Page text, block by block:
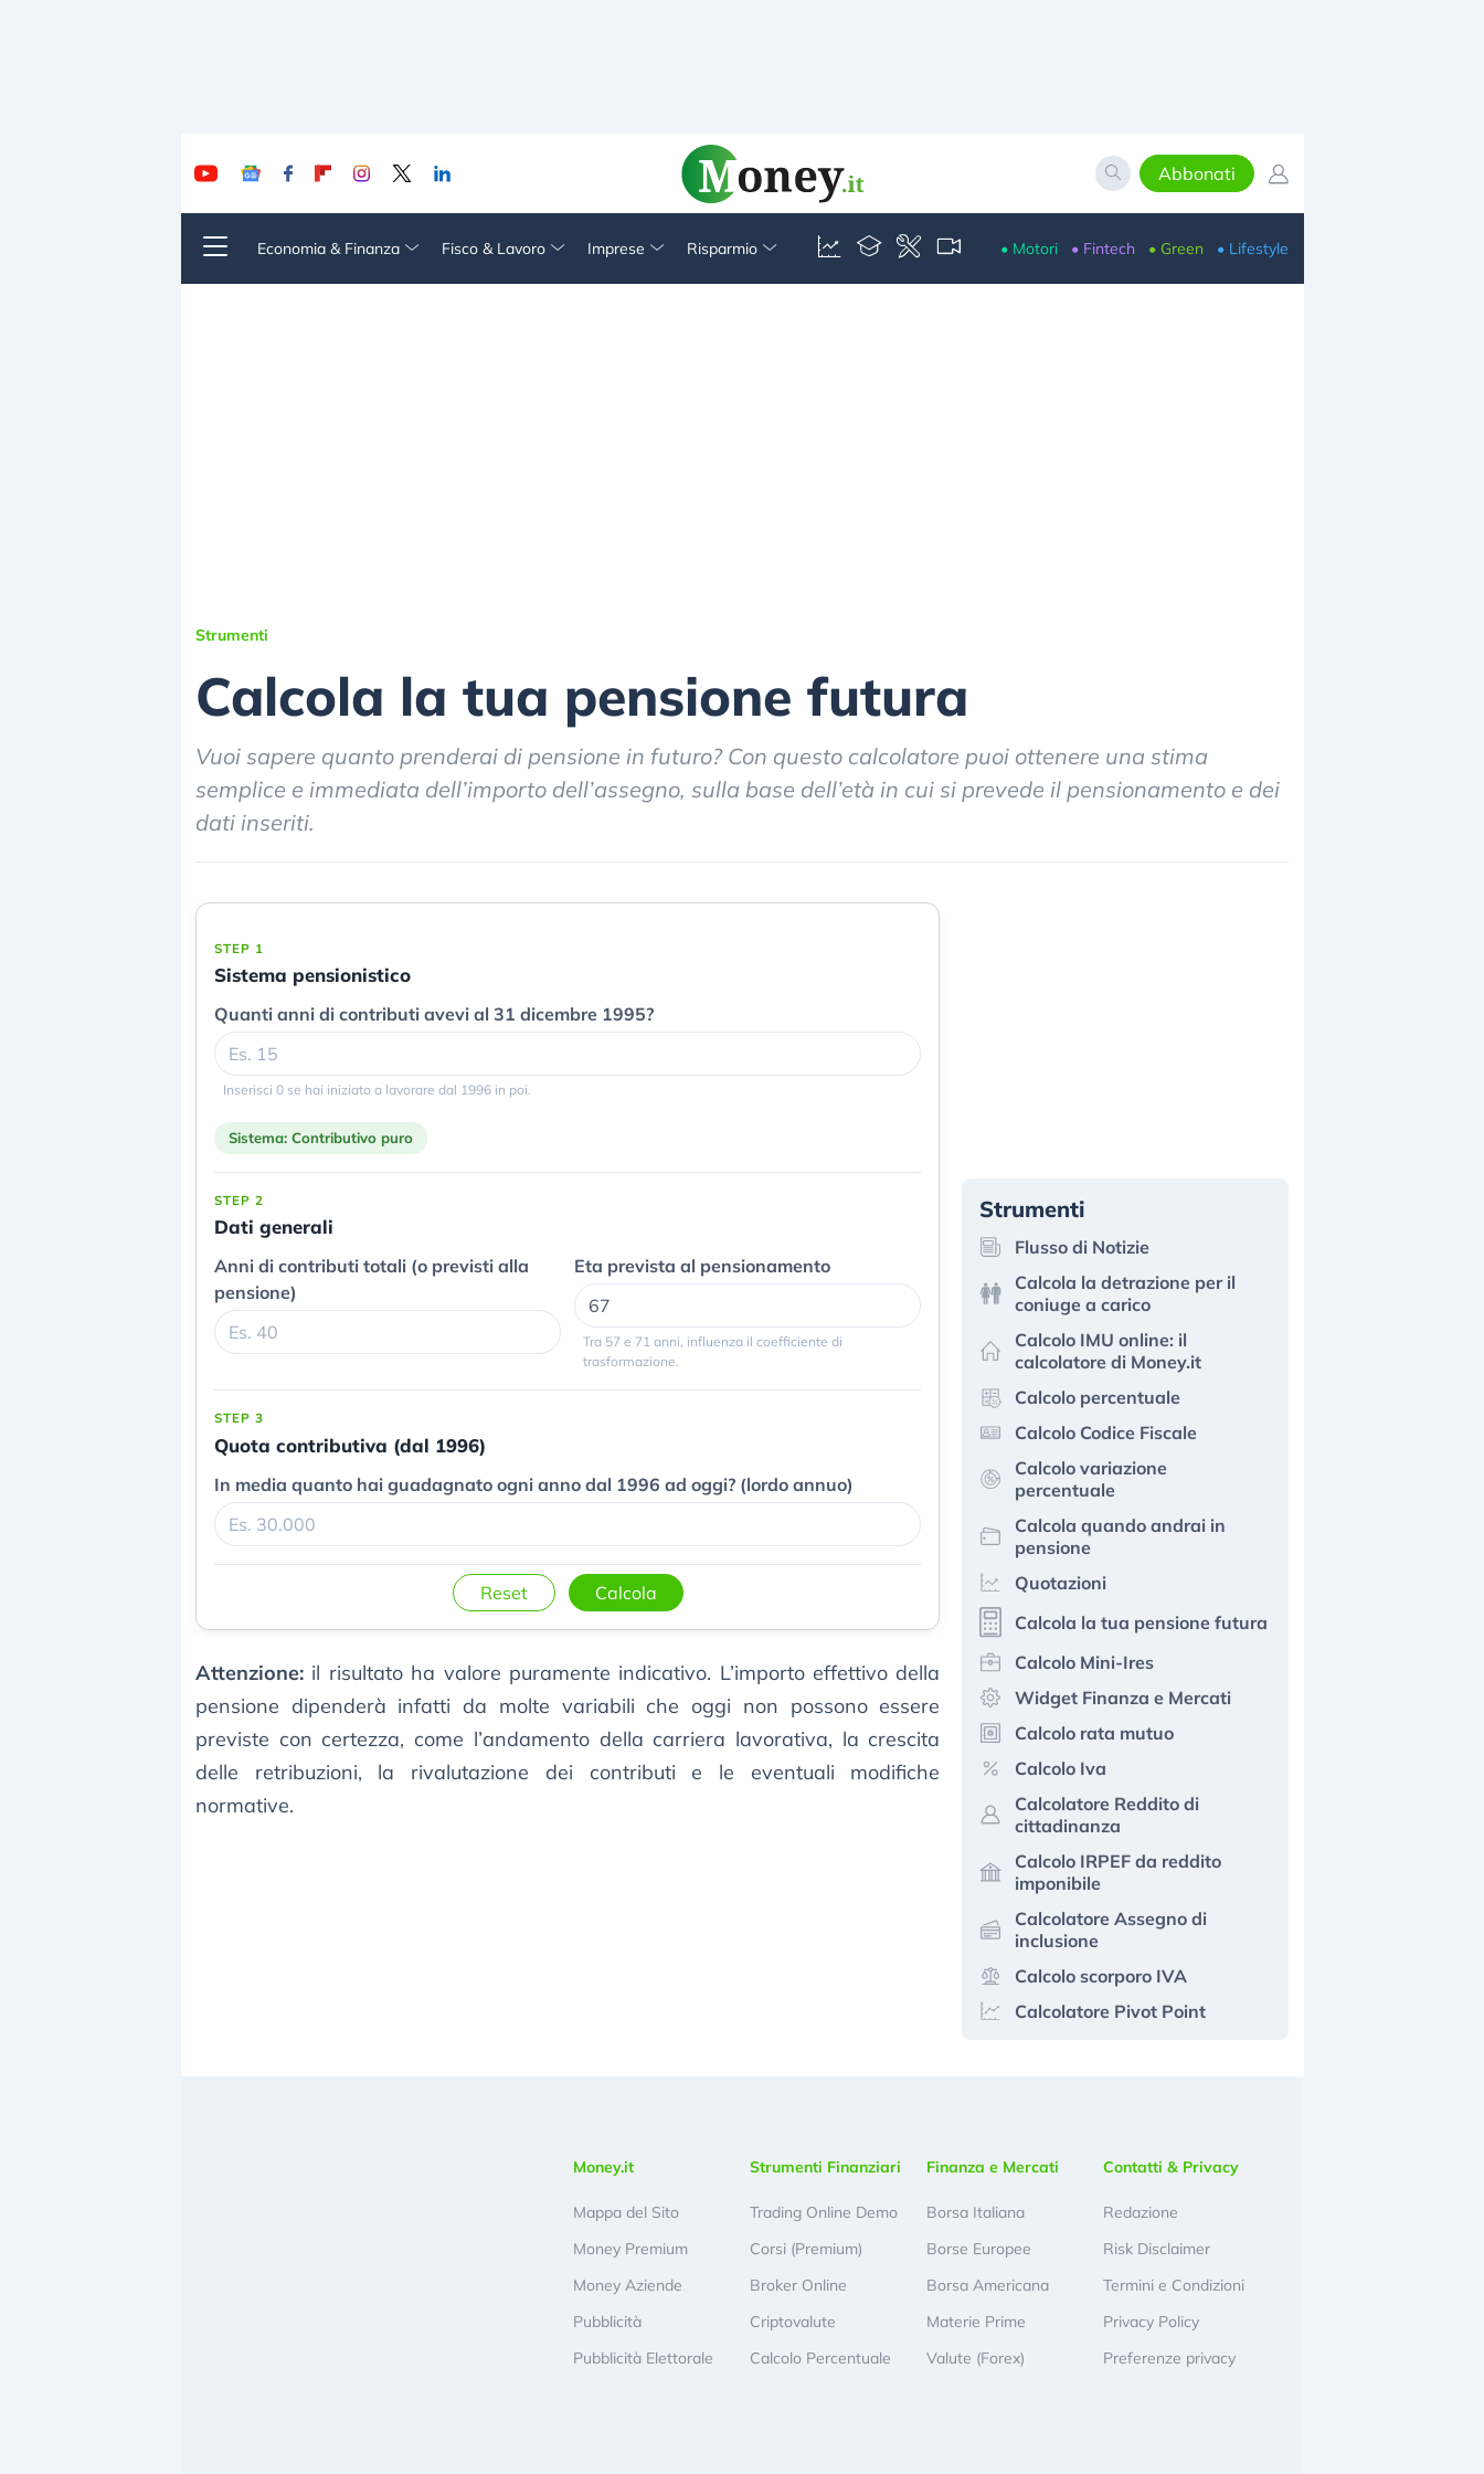
Abbonati
Economia & Finanza Fisco & Lavoro Imprese Risparmio • Motori • Fintech • Green • Lifestyle
Strumenti
Calcola la tua pensione futura
Vuoi sapere quanto prenderai di pensione in futuro? Con questo calcolatore puoi ottenere una stima
semplice e immediata dell’importo dell’assegno, sulla base dell’età in cui si prevede il pensionamento e dei
dati inseriti.
STEP 1
Sistema pensionistico
Quanti anni di contributi avevi al 31 dicembre 1995?
Inserisci 0 se hai iniziato a lavorare dal 1996 in poi.
Sistema: Contributivo puro
STEP 2
Dati generali
Anni di contributi totali (o previsti alla
pensione)
Eta prevista al pensionamento
Tra 57 e 71 anni, influenza il coefficiente di
trasformazione.
STEP 3
Quota contributiva (dal 1996)
In media quanto hai guadagnato ogni anno dal 1996 ad oggi? (lordo annuo)
Reset Calcola
Attenzione: il risultato ha valore puramente indicativo. L’importo effettivo della
pensione dipenderà infatti da molte variabili che oggi non possono essere
previste con certezza, come l’andamento della carriera lavorativa, la crescita
delle retribuzioni, la rivalutazione dei contributi e le eventuali modifiche
normative.
Strumenti
Flusso di Notizie
Calcola la detrazione per il
coniuge a carico
Calcolo IMU online: il
calcolatore di Money.it
Calcolo percentuale
Calcolo Codice Fiscale
Calcolo variazione
percentuale
Calcola quando andrai in
pensione
Quotazioni
Calcola la tua pensione futura
Calcolo Mini-Ires
Widget Finanza e Mercati
Calcolo rata mutuo
Calcolo Iva
Calcolatore Reddito di
cittadinanza
Calcolo IRPEF da reddito
imponibile
Calcolatore Assegno di
inclusione
Calcolo scorporo IVA
Calcolatore Pivot Point
Money.it
Mappa del Sito
Money Premium
Money Aziende
Pubblicità
Pubblicità Elettorale
Strumenti Finanziari
Trading Online Demo
Corsi (Premium)
Broker Online
Criptovalute
Calcolo Percentuale
Finanza e Mercati
Borsa Italiana
Borse Europee
Borsa Americana
Materie Prime
Valute (Forex)
Contatti & Privacy
Redazione
Risk Disclaimer
Termini e Condizioni
Privacy Policy
Preferenze privacy